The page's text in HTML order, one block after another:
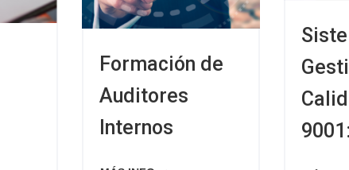
Formación de
Auditores
Internos